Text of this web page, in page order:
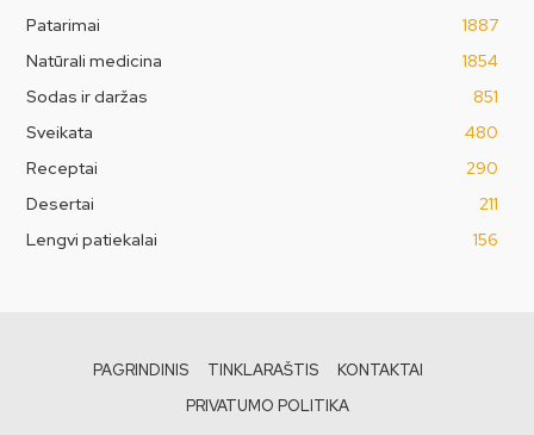
Patarimai
1887
Natūrali medicina
1854
Sodas ir daržas
851
Sveikata
480
Receptai
290
Desertai
211
Lengvi patiekalai
156
PAGRINDINIS TINKLARAŠTIS
KONTAKTAI
PRIVATUMO POLITIKA